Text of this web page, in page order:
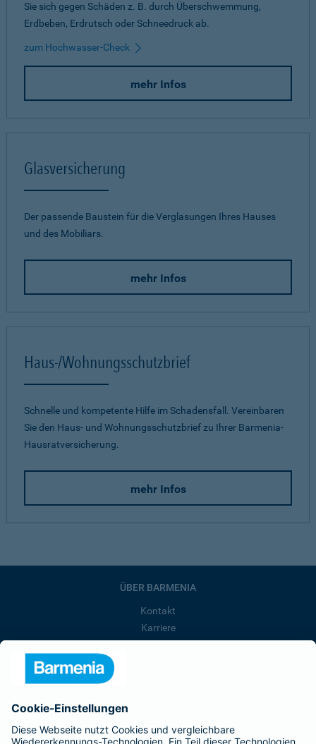
Sie sich gegen Schäden z. B. durch Überschwemmung,
Erdbeben, Erdrutsch oder Schneedruck ab.
zum Hochwasser-Check
mehr Infos
Glasversicherung
Der passende Baustein für die Verglasungen Ihres Hauses
und des Mobiliars.
mehr Infos
Haus-/Wohnungsschutzbrief
Schnelle und kompetente Hilfe im Schadensfall. Vereinbaren
Sie den Haus- und Wohnungsschutzbrief zu Ihrer Barmenia-
Hausratversicherung.
mehr Infos
ÜBER BARMENIA
Kontakt
Karriere
Barmenia ist Teil der BarmeniaGothaer